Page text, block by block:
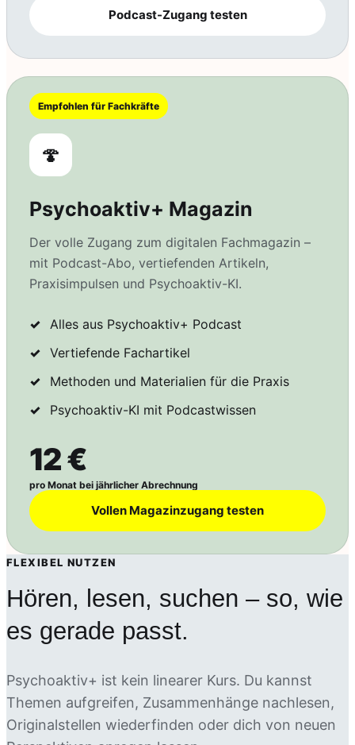
Podcast-Zugang testen
Empfohlen für Fachkräfte
🍄
Psychoaktiv+ Magazin
Der volle Zugang zum digitalen Fachmagazin –
mit Podcast-Abo, vertiefenden Artikeln,
Praxisimpulsen und Psychoaktiv-KI.
Alles aus Psychoaktiv+ Podcast
Vertiefende Fachartikel
Methoden und Materialien für die Praxis
Psychoaktiv-KI mit Podcastwissen
12 €
pro Monat bei jährlicher Abrechnung
Vollen Magazinzugang testen
FLEXIBEL NUTZEN
Hören, lesen, suchen – so, wie
es gerade passt.
Psychoaktiv+ ist kein linearer Kurs. Du kannst
Themen aufgreifen, Zusammenhänge nachlesen,
Originalstellen wiederfinden oder dich von neuen